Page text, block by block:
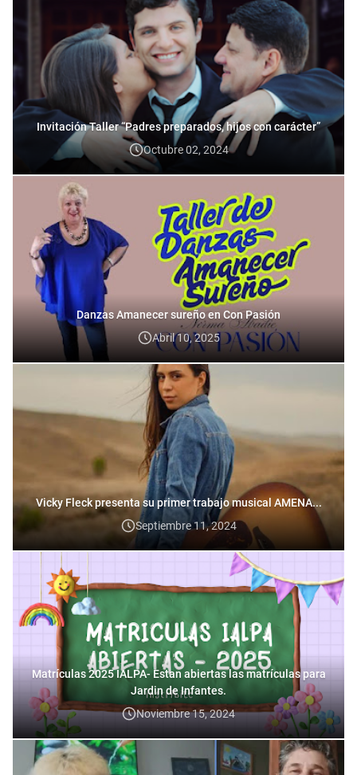
Invitación Taller “Padres preparados, hijos con carácter”
Octubre 02, 2024
Danzas Amanecer sureño en Con Pasión
Abril 10, 2025
Vicky Fleck presenta su primer trabajo musical AMENA...
Septiembre 11, 2024
Matrículas 2025 IALPA- Estan abiertas las matrículas para
Jardin de Infantes.
Noviembre 15, 2024